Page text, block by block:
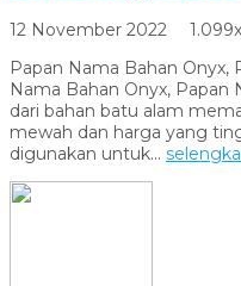
12 November 2022 1.099x
Papan Nama Bahan Onyx,
Nama Bahan Onyx, Papan
dari bahan batu alam
mewah dan harga yang
digunakan untuk...